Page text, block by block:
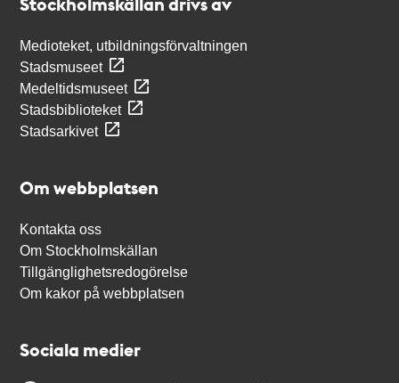
Medioteket, utbildningsförvaltningen
Stadsmuseet
Medeltidsmuseet
Stadsbiblioteket
Stadsarkivet
Om webbplatsen
Kontakta oss
Om Stockholmskällan
Tillgänglighetsredogörelse
Om kakor på webbplatsen
Sociala medier